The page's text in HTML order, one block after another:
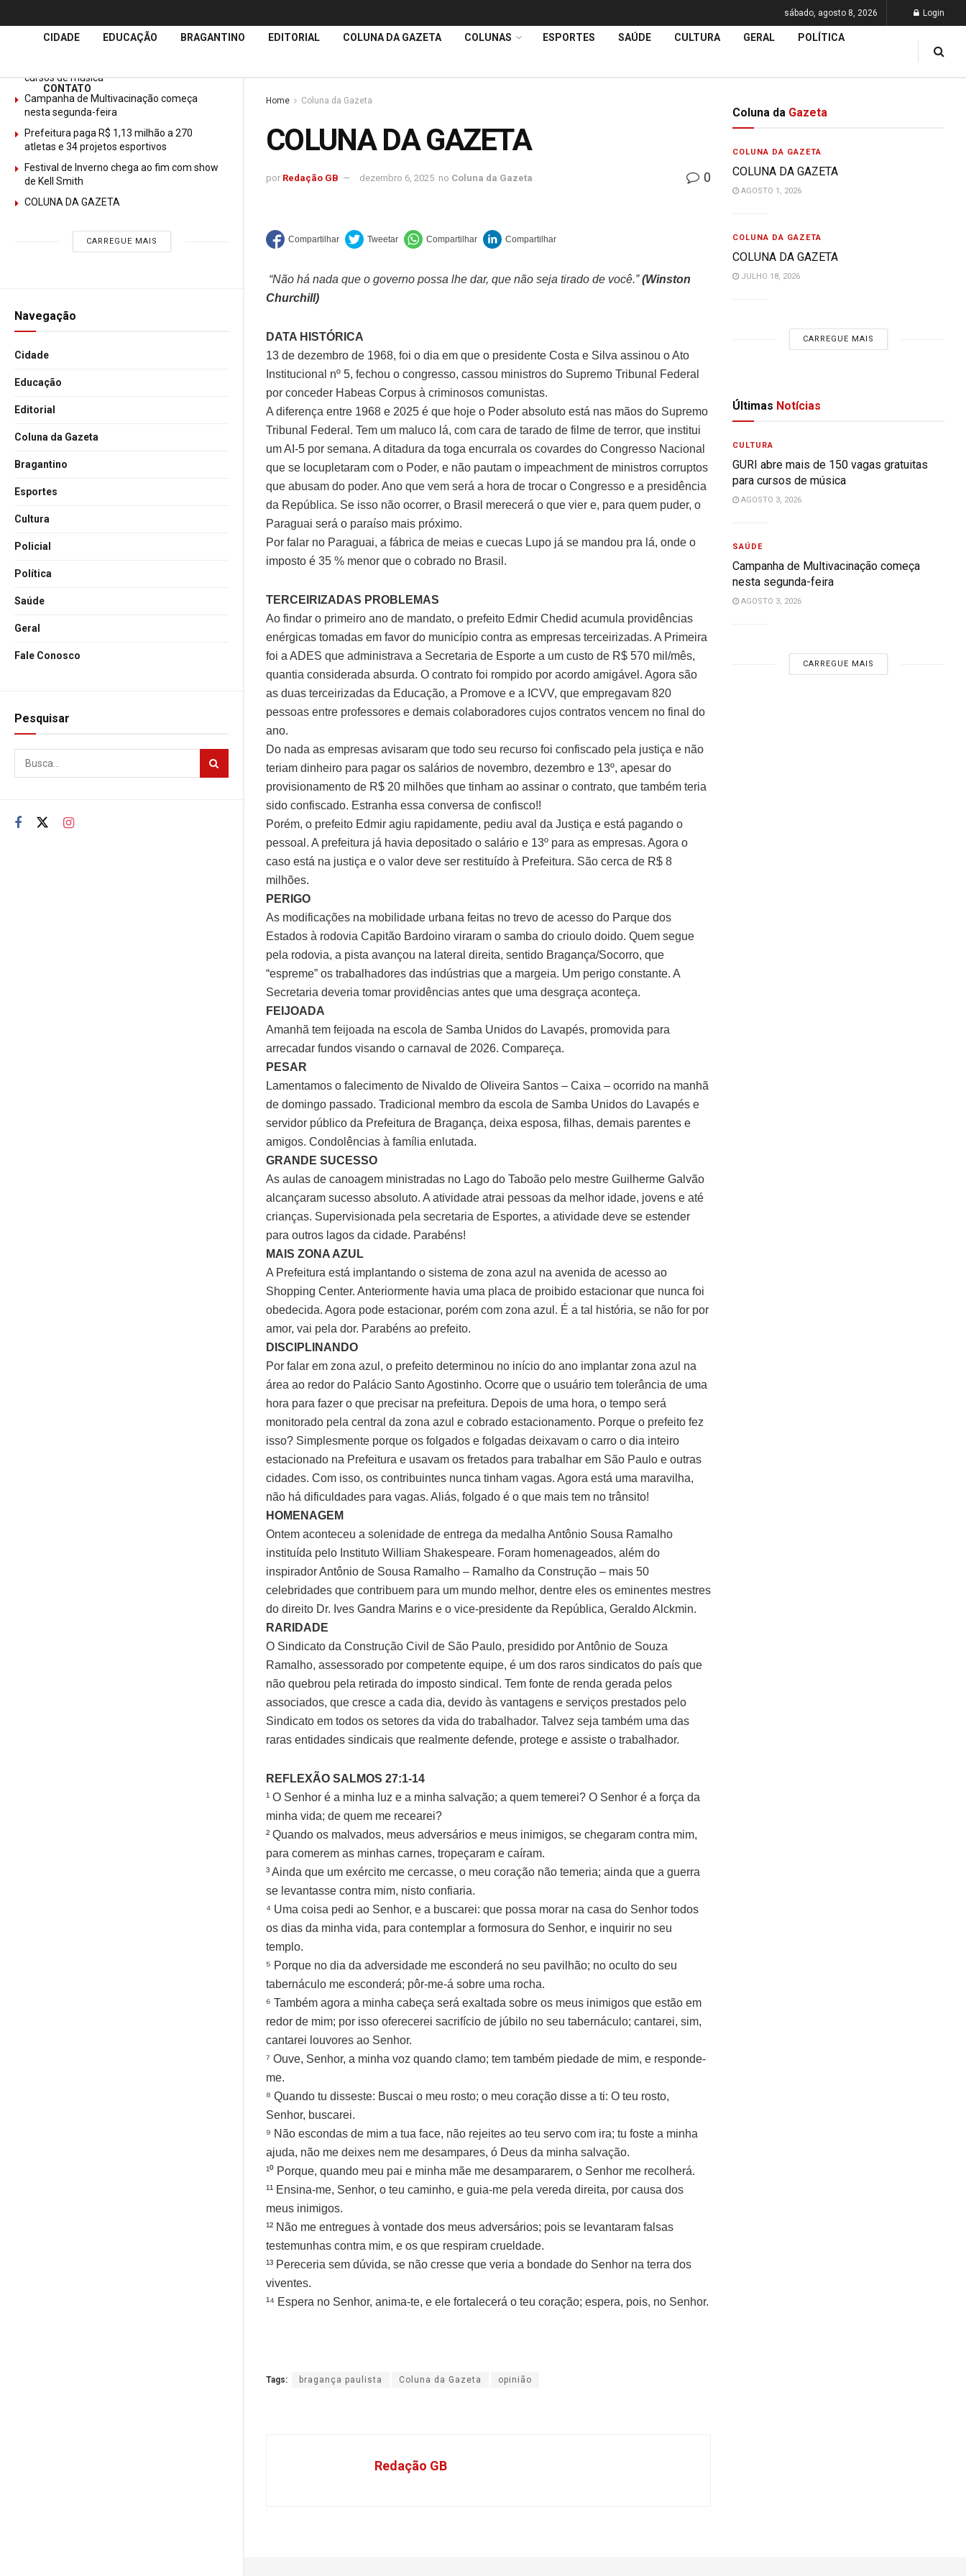
ÚltimasNotícias
cursos de música
Campanha de Multivacinação começa
nesta segunda-feira
Prefeitura paga R$ 1,13 milhão a 270
atletas e 34 projetos esportivos
Festival de Inverno chega ao fim com show
de Kell Smith
COLUNA DA GAZETA
CARREGUE MAIS
Navegação
Cidade
Educação
Editorial
Coluna da Gazeta
Bragantino
Esportes
Cultura
Policial
Política
Saúde
Geral
Fale Conosco
Pesquisar
sábado, agosto 8, 2026 Login
CIDADE EDUCAÇÃO BRAGANTINO EDITORIAL COLUNA DA GAZETA COLUNAS ESPORTES SAÚDE CULTURA GERAL POLÍTICA
CONTATO
Home Coluna da Gazeta
COLUNA DA GAZETA
por Redação GB dezembro 6, 2025 no Coluna da Gazeta 0
“Não há nada que o governo possa lhe dar, que não seja tirado de você.”(Winston
Churchill)
DATA HISTÓRICA
13 de dezembro de 1968, foi o dia em que o presidente Costa e Silva assinou o Ato
Institucional nº 5, fechou o congresso, cassou ministros do Supremo Tribunal Federal
por conceder Habeas Corpus à criminosos comunistas.
A diferença entre 1968 e 2025 é que hoje o Poder absoluto está nas mãos do Supremo
Tribunal Federal. Tem um maluco lá, com cara de tarado de filme de terror, que institui
um AI-5 por semana. A ditadura da toga encurrala os covardes do Congresso Nacional
que se locupletaram com o Poder, e não pautam o impeachment de ministros corruptos
que abusam do poder. Ano que vem será a hora de trocar o Congresso e a presidência
da República. Se isso não ocorrer, o Brasil merecerá o que vier e, para quem puder, o
Paraguai será o paraíso mais próximo.
Por falar no Paraguai, a fábrica de meias e cuecas Lupo já se mandou pra lá, onde o
imposto é 35 % menor que o cobrado no Brasil.
TERCEIRIZADAS PROBLEMAS
Ao findar o primeiro ano de mandato, o prefeito Edmir Chedid acumula providências
enérgicas tomadas em favor do município contra as empresas terceirizadas. A Primeira
foi a ADES que administrava a Secretaria de Esporte a um custo de R$ 570 mil/mês,
quantia considerada absurda. O contrato foi rompido por acordo amigável. Agora são
as duas terceirizadas da Educação, a Promove e a ICVV, que empregavam 820
pessoas entre professores e demais colaboradores cujos contratos vencem no final do
ano.
Do nada as empresas avisaram que todo seu recurso foi confiscado pela justiça e não
teriam dinheiro para pagar os salários de novembro, dezembro e 13º, apesar do
provisionamento de R$ 20 milhões que tinham ao assinar o contrato, que também teria
sido confiscado. Estranha essa conversa de confisco!!
Porém, o prefeito Edmir agiu rapidamente, pediu aval da Justiça e está pagando o
pessoal. A prefeitura já havia depositado o salário e 13º para as empresas. Agora o
caso está na justiça e o valor deve ser restituído à Prefeitura. São cerca de R$ 8
milhões.
PERIGO
As modificações na mobilidade urbana feitas no trevo de acesso do Parque dos
Estados à rodovia Capitão Bardoino viraram o samba do crioulo doido. Quem segue
pela rodovia, a pista avançou na lateral direita, sentido Bragança/Socorro, que
“espreme” os trabalhadores das indústrias que a margeia. Um perigo constante. A
Secretaria deveria tomar providências antes que uma desgraça aconteça.
FEIJOADA
Amanhã tem feijoada na escola de Samba Unidos do Lavapés, promovida para
arrecadar fundos visando o carnaval de 2026. Compareça.
PESAR
Lamentamos o falecimento de Nivaldo de Oliveira Santos – Caixa – ocorrido na manhã
de domingo passado. Tradicional membro da escola de Samba Unidos do Lavapés e
servidor público da Prefeitura de Bragança, deixa esposa, filhas, demais parentes e
amigos. Condolências à família enlutada.
GRANDE SUCESSO
As aulas de canoagem ministradas no Lago do Taboão pelo mestre Guilherme Galvão
alcançaram sucesso absoluto. A atividade atrai pessoas da melhor idade, jovens e até
crianças. Supervisionada pela secretaria de Esportes, a atividade deve se estender
para outros lagos da cidade. Parabéns!
MAIS ZONA AZUL
A Prefeitura está implantando o sistema de zona azul na avenida de acesso ao
Shopping Center. Anteriormente havia uma placa de proibido estacionar que nunca foi
obedecida. Agora pode estacionar, porém com zona azul. É a tal história, se não for por
amor, vai pela dor. Parabéns ao prefeito.
DISCIPLINANDO
Por falar em zona azul, o prefeito determinou no início do ano implantar zona azul na
área ao redor do Palácio Santo Agostinho. Ocorre que o usuário tem tolerância de uma
hora para fazer o que precisar na prefeitura. Depois de uma hora, o tempo será
monitorado pela central da zona azul e cobrado estacionamento. Porque o prefeito fez
isso? Simplesmente porque os folgados e folgadas deixavam o carro o dia inteiro
estacionado na Prefeitura e usavam os fretados para trabalhar em São Paulo e outras
cidades. Com isso, os contribuintes nunca tinham vagas. Agora está uma maravilha,
não há dificuldades para vagas. Aliás, folgado é o que mais tem no trânsito!
HOMENAGEM
Ontem aconteceu a solenidade de entrega da medalha Antônio Sousa Ramalho
instituída pelo Instituto William Shakespeare. Foram homenageados, além do
inspirador Antônio de Sousa Ramalho – Ramalho da Construção – mais 50
celebridades que contribuem para um mundo melhor, dentre eles os eminentes mestres
do direito Dr. Ives Gandra Marins e o vice-presidente da República, Geraldo Alckmin.
RARIDADE
O Sindicato da Construção Civil de São Paulo, presidido por Antônio de Souza
Ramalho, assessorado por competente equipe, é um dos raros sindicatos do país que
não quebrou pela retirada do imposto sindical. Tem fonte de renda gerada pelos
associados, que cresce a cada dia, devido às vantagens e serviços prestados pelo
Sindicato em todos os setores da vida do trabalhador. Talvez seja também uma das
raras entidades sindicais que realmente defende, protege e assiste o trabalhador.
REFLEXÃO SALMOS 27:1-14
¹ O Senhor é a minha luz e a minha salvação; a quem temerei? O Senhor é a força da
minha vida; de quem me recearei?
² Quando os malvados, meus adversários e meus inimigos, se chegaram contra mim,
para comerem as minhas carnes, tropeçaram e caíram.
³ Ainda que um exército me cercasse, o meu coração não temeria; ainda que a guerra
se levantasse contra mim, nisto confiaria.
⁴ Uma coisa pedi ao Senhor, e a buscarei: que possa morar na casa do Senhor todos
os dias da minha vida, para contemplar a formosura do Senhor, e inquirir no seu
templo.
⁵ Porque no dia da adversidade me esconderá no seu pavilhão; no oculto do seu
tabernáculo me esconderá; pôr-me-á sobre uma rocha.
⁶ Também agora a minha cabeça será exaltada sobre os meus inimigos que estão em
redor de mim; por isso oferecerei sacrifício de júbilo no seu tabernáculo; cantarei, sim,
cantarei louvores ao Senhor.
⁷ Ouve, Senhor, a minha voz quando clamo; tem também piedade de mim, e responde-
me.
⁸ Quando tu disseste: Buscai o meu rosto; o meu coração disse a ti: O teu rosto,
Senhor, buscarei.
⁹ Não escondas de mim a tua face, não rejeites ao teu servo com ira; tu foste a minha
ajuda, não me deixes nem me desampares, ó Deus da minha salvação.
¹⁰ Porque, quando meu pai e minha mãe me desampararem, o Senhor me recolherá.
¹¹ Ensina-me, Senhor, o teu caminho, e guia-me pela vereda direita, por causa dos
meus inimigos.
¹² Não me entregues à vontade dos meus adversários; pois se levantaram falsas
testemunhas contra mim, e os que respiram crueldade.
¹³ Pereceria sem dúvida, se não cresse que veria a bondade do Senhor na terra dos
viventes.
¹⁴ Espera no Senhor, anima-te, e ele fortalecerá o teu coração; espera, pois, no Senhor.
Tags: bragança paulista Coluna da Gazeta opinião
Redação GB
Coluna da Gazeta
COLUNA DA GAZETA
COLUNA DA GAZETA
AGOSTO 1, 2026
COLUNA DA GAZETA
COLUNA DA GAZETA
JULHO 18, 2026
CARREGUE MAIS
Últimas Notícias
CULTURA
GURI abre mais de 150 vagas gratuitas
para cursos de música
AGOSTO 3, 2026
SAÚDE
Campanha de Multivacinação começa
nesta segunda-feira
AGOSTO 3, 2026
CARREGUE MAIS